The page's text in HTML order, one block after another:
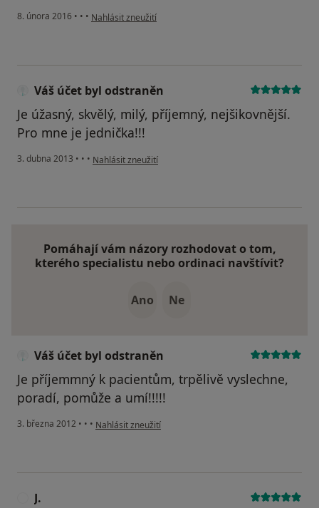
8. února 2016 • • • podle názoru uživatele Váš účet byl odstraněn
Nahlásit zneužití
Váš účet byl odstraněn
Je úžasný, skvělý, milý, příjemný, nejšikovnější.
Pro mne je jednička!!!
3. dubna 2013 • • • podle názoru uživatele Váš účet byl odstraněn
Nahlásit zneužití
Pomáhají vám názory rozhodovat o tom,
kterého specialistu nebo ordinaci navštívit?
Ano Ne
Váš účet byl odstraněn
Je příjemmný k pacientům, trpělivě vyslechne,
poradí, pomůže a umí!!!!!
3. března 2012 • • • podle názoru uživatele Váš účet byl odstraněn
Nahlásit zneužití
J.